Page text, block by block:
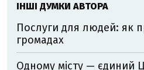
ІНШІ ДУМКИ АВТОРА
Послуги для людей: як
громадах
Одному місту — єдиний